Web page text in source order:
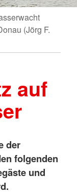
(Jörg F.
auf
der
folgenden
und